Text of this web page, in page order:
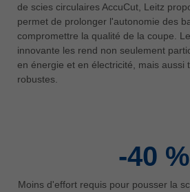
中国
ประเทศไทย
ไทย
de scies circulaires AccuCut, Leitz
permet de prolonger l'autonomie des
compromettre la qualité de la coupe.
innovante les rend non seulement
en énergie et en électricité, mais aussi
robustes.
-40 %
Moins d'effort requis pour pousser la